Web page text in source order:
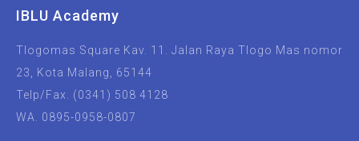
IBLU Academy
Tlogomas Square Kav. 11. Jalan Raya Tlogo Mas nomor
23, Kota Malang, 65144
Telp/Fax. (0341) 508 4128
WA. 0895-0958-0807